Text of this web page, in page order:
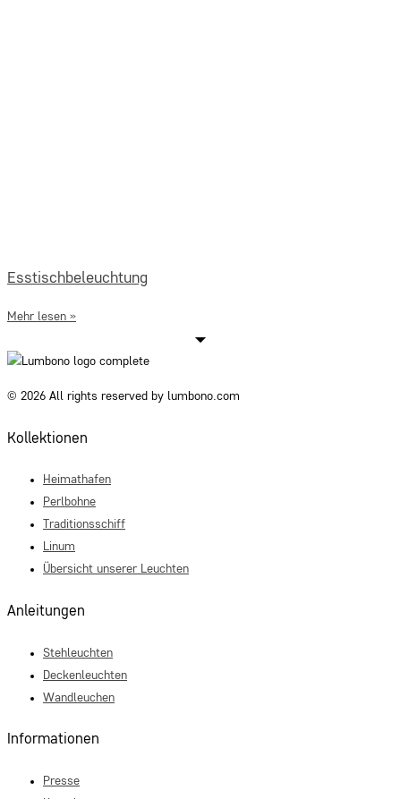
Esstischbeleuchtung
Mehr lesen »
© 2026 All rights reserved by lumbono.com
Kollektionen
Heimathafen
Perlbohne
Traditionsschiff
Linum
Übersicht unserer Leuchten
Anleitungen
Stehleuchten
Deckenleuchten
Wandleuchen
Informationen
Presse